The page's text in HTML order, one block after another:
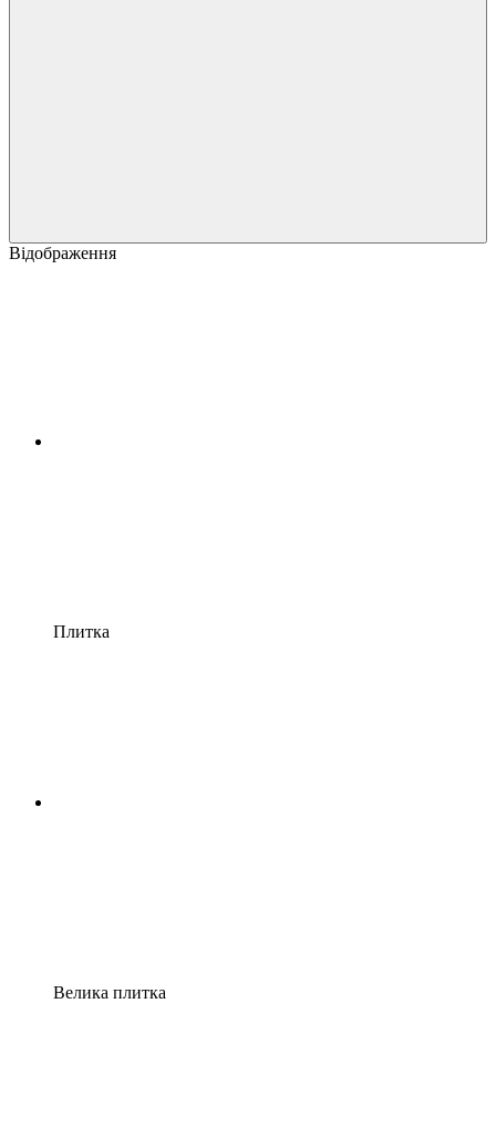
Відображення
Плитка
Велика плитка